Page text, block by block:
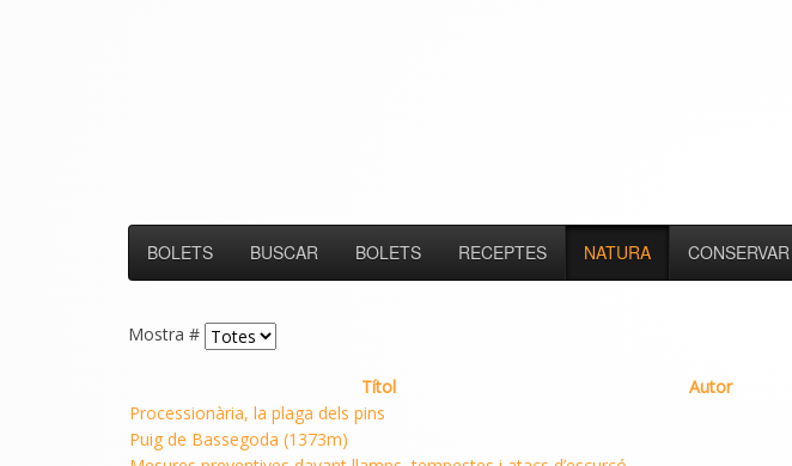
BOLETS BUSCAR BOLETS RECEPTES NATURA CONSERVAR
Mostra #
Títol
Autor
Processionària, la plaga dels pins
Puig de Bassegoda (1373m)